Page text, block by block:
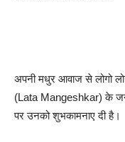
अपनी मधुर आवाज से लोगो
(Lata Mangeshkar) के
पर उनको शुभकामनाए दी है।